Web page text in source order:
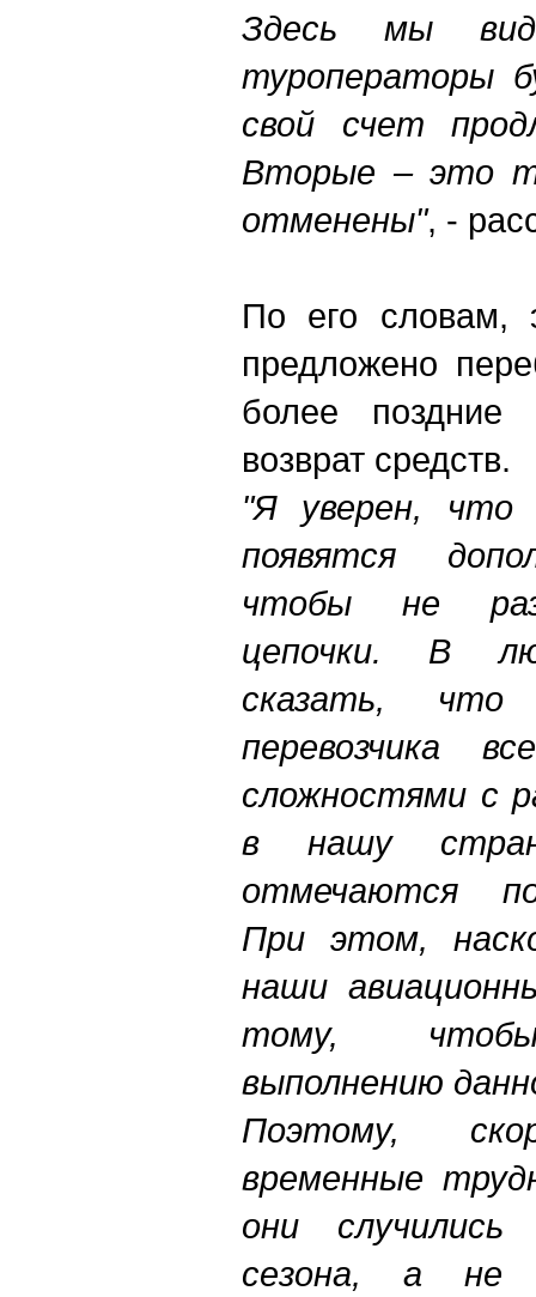
Здесь мы
туроператоры
свой счет
Вторые – это
отменены", -
По его словам,
предложено
более поздние
возврат средств.
"Я уверен, что
появятся
чтобы не
цепочки. В
сказать, что
перевозчика
сложностями с
в нашу
отмечаются
При этом,
наши
тому, чтобы
выполнению
Поэтому,
временные
они
сезона, а не